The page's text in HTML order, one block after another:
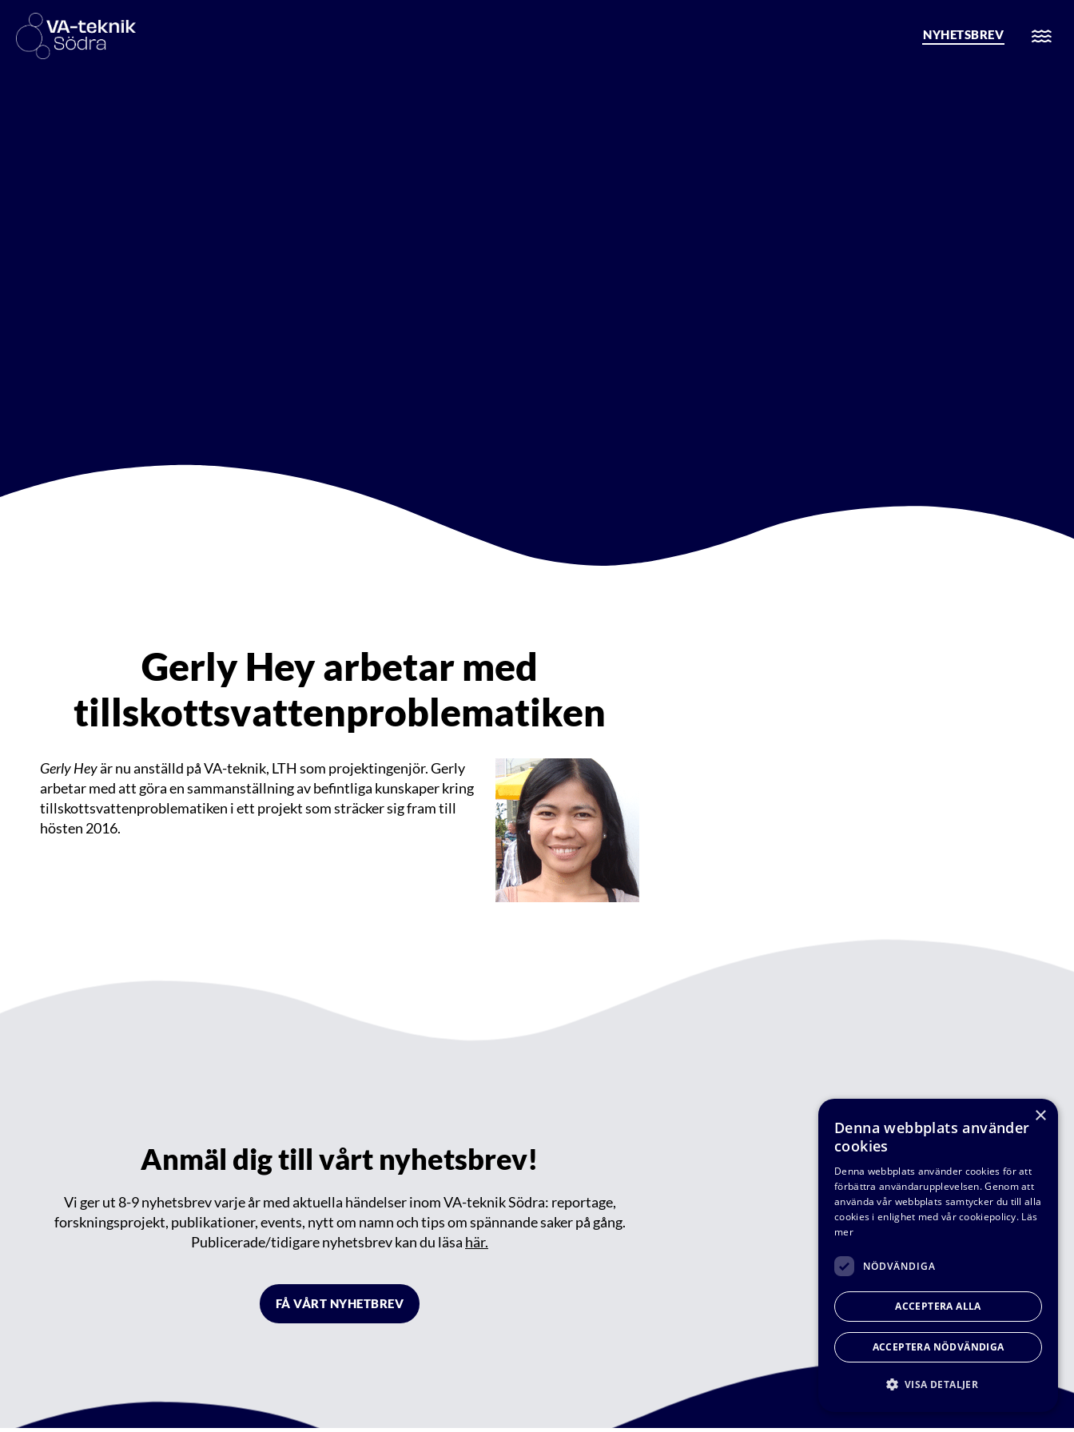
NYHETSBREV
Gerly Hey arbetar med
tillskottsvattenproblematiken
Gerly Heyär nu anställd på VA-teknik, LTH som projektingenjör. Gerly
arbetar med att göra en sammanställning av befintliga kunskaper kring
tillskottsvattenproblematiken i ett projekt som sträcker sig fram till
hösten 2016.
Anmäl dig till vårt nyhetsbrev!
Vi ger ut 8-9 nyhetsbrev varje år med aktuella händelser inom VA-teknik Södra: reportage,
forskningsprojekt, publikationer, events, nytt om namn och tips om spännande saker på gång.
Publicerade/tidigare nyhetsbrev kan du läsa här.
FÅ VÅRT NYHETBREV
×
Denna webbplats använder
cookies
Denna webbplats använder cookies för att
förbättra användarupplevelsen. Genom att
använda vår webbplats samtycker du till alla
cookies i enlighet med vår cookiepolicy. Läs
mer
NÖDVÄNDIGA
ACCEPTERA ALLA
ACCEPTERA NÖDVÄNDIGA
VISA DETALJER